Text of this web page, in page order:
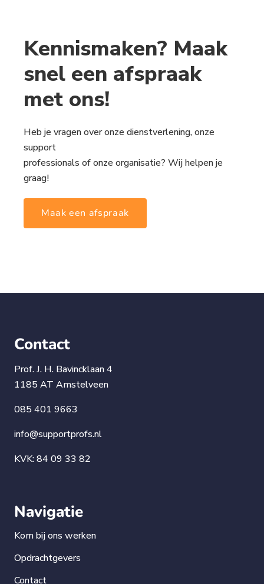
Kennismaken? Maak
snel een afspraak
met ons!
Heb je vragen over onze dienstverlening, onze
support
professionals of onze organisatie? Wij helpen je
graag!
Maak een afspraak
Contact
Prof. J. H. Bavincklaan 4
1185 AT Amstelveen
085 401 9663
info@supportprofs.nl
KVK: 84 09 33 82
Navigatie
Kom bij ons werken
Opdrachtgevers
Contact